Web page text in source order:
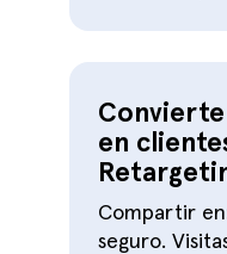
en
Compartir
seguro.